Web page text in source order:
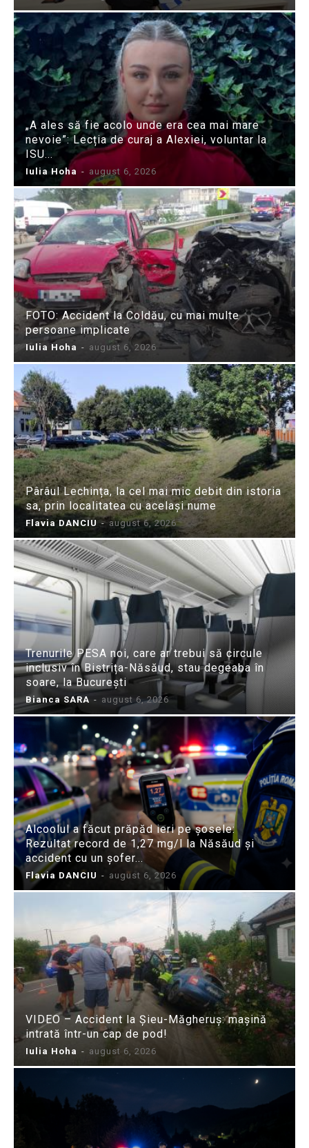
„A ales să fie acolo unde era cea mai mare
nevoie”: Lecția de curaj a Alexiei, voluntar la
ISU...
Iulia Hoha - august 6, 2026
FOTO: Accident la Coldău, cu mai multe
persoane implicate
Iulia Hoha - august 6, 2026
Pârâul Lechința, la cel mai mic debit din istoria
sa, prin localitatea cu același nume
Flavia DANCIU - august 6, 2026
Trenurile PESA noi, care ar trebui să circule
inclusiv în Bistrița-Năsăud, stau degeaba în
soare, la București
Bianca SARA - august 6, 2026
Alcoolul a făcut prăpăd ieri pe șosele:
Rezultat record de 1,27 mg/l la Năsăud și
accident cu un șofer...
Flavia DANCIU - august 6, 2026
VIDEO – Accident la Șieu-Măgheruș: mașină
intrată într-un cap de pod!
Iulia Hoha - august 6, 2026